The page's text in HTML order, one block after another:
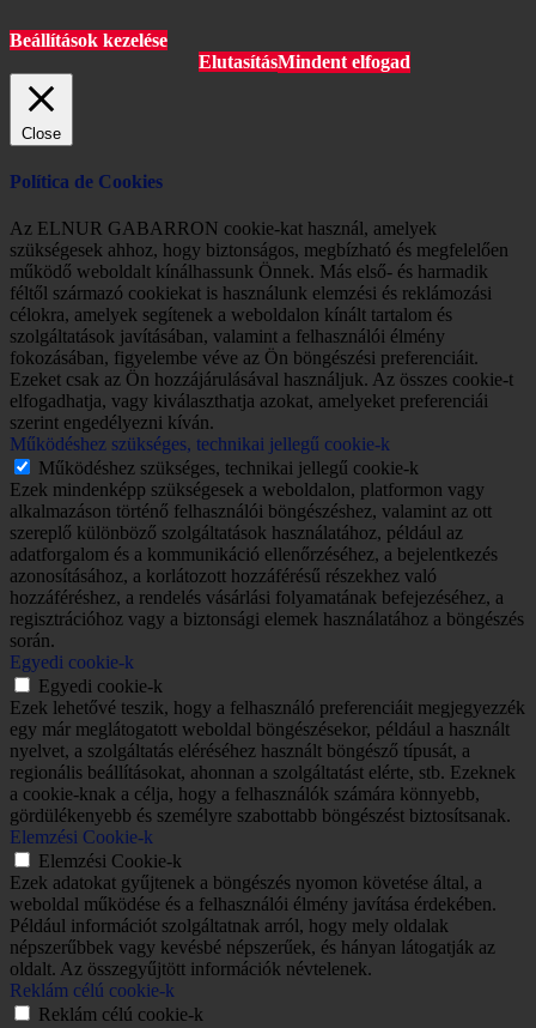
Beállítások kezelése
ElutasításMindent elfogad
Close
Política de Cookies
Az ELNUR GABARRON cookie-kat használ, amelyek
szükségesek ahhoz, hogy biztonságos, megbízható és megfelelően
működő weboldalt kínálhassunk Önnek. Más első- és harmadik
féltől származó cookiekat is használunk elemzési és reklámozási
célokra, amelyek segítenek a weboldalon kínált tartalom és
szolgáltatások javításában, valamint a felhasználói élmény
fokozásában, figyelembe véve az Ön böngészési preferenciáit.
Ezeket csak az Ön hozzájárulásával használjuk. Az összes cookie-t
elfogadhatja, vagy kiválaszthatja azokat, amelyeket preferenciái
szerint engedélyezni kíván.
Működéshez szükséges, technikai jellegű cookie-k
Működéshez szükséges, technikai jellegű cookie-k
Ezek mindenképp szükségesek a weboldalon, platformon vagy
alkalmazáson történő felhasználói böngészéshez, valamint az ott
szereplő különböző szolgáltatások használatához, például az
adatforgalom és a kommunikáció ellenőrzéséhez, a bejelentkezés
azonosításához, a korlátozott hozzáférésű részekhez való
hozzáféréshez, a rendelés vásárlási folyamatának befejezéséhez, a
regisztrációhoz vagy a biztonsági elemek használatához a böngészés
során.
Egyedi cookie-k
Egyedi cookie-k
Ezek lehetővé teszik, hogy a felhasználó preferenciáit megjegyezzék
egy már meglátogatott weboldal böngészésekor, például a használt
nyelvet, a szolgáltatás eléréséhez használt böngésző típusát, a
regionális beállításokat, ahonnan a szolgáltatást elérte, stb. Ezeknek
a cookie-knak a célja, hogy a felhasználók számára könnyebb,
gördülékenyebb és személyre szabottabb böngészést biztosítsanak.
Elemzési Cookie-k
Elemzési Cookie-k
Ezek adatokat gyűjtenek a böngészés nyomon követése által, a
weboldal működése és a felhasználói élmény javítása érdekében.
Például információt szolgáltatnak arról, hogy mely oldalak
népszerűbbek vagy kevésbé népszerűek, és hányan látogatják az
oldalt. Az összegyűjtött információk névtelenek.
Reklám célú cookie-k
Reklám célú cookie-k